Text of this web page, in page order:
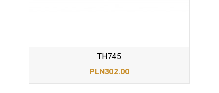
TH745
PLN302.00